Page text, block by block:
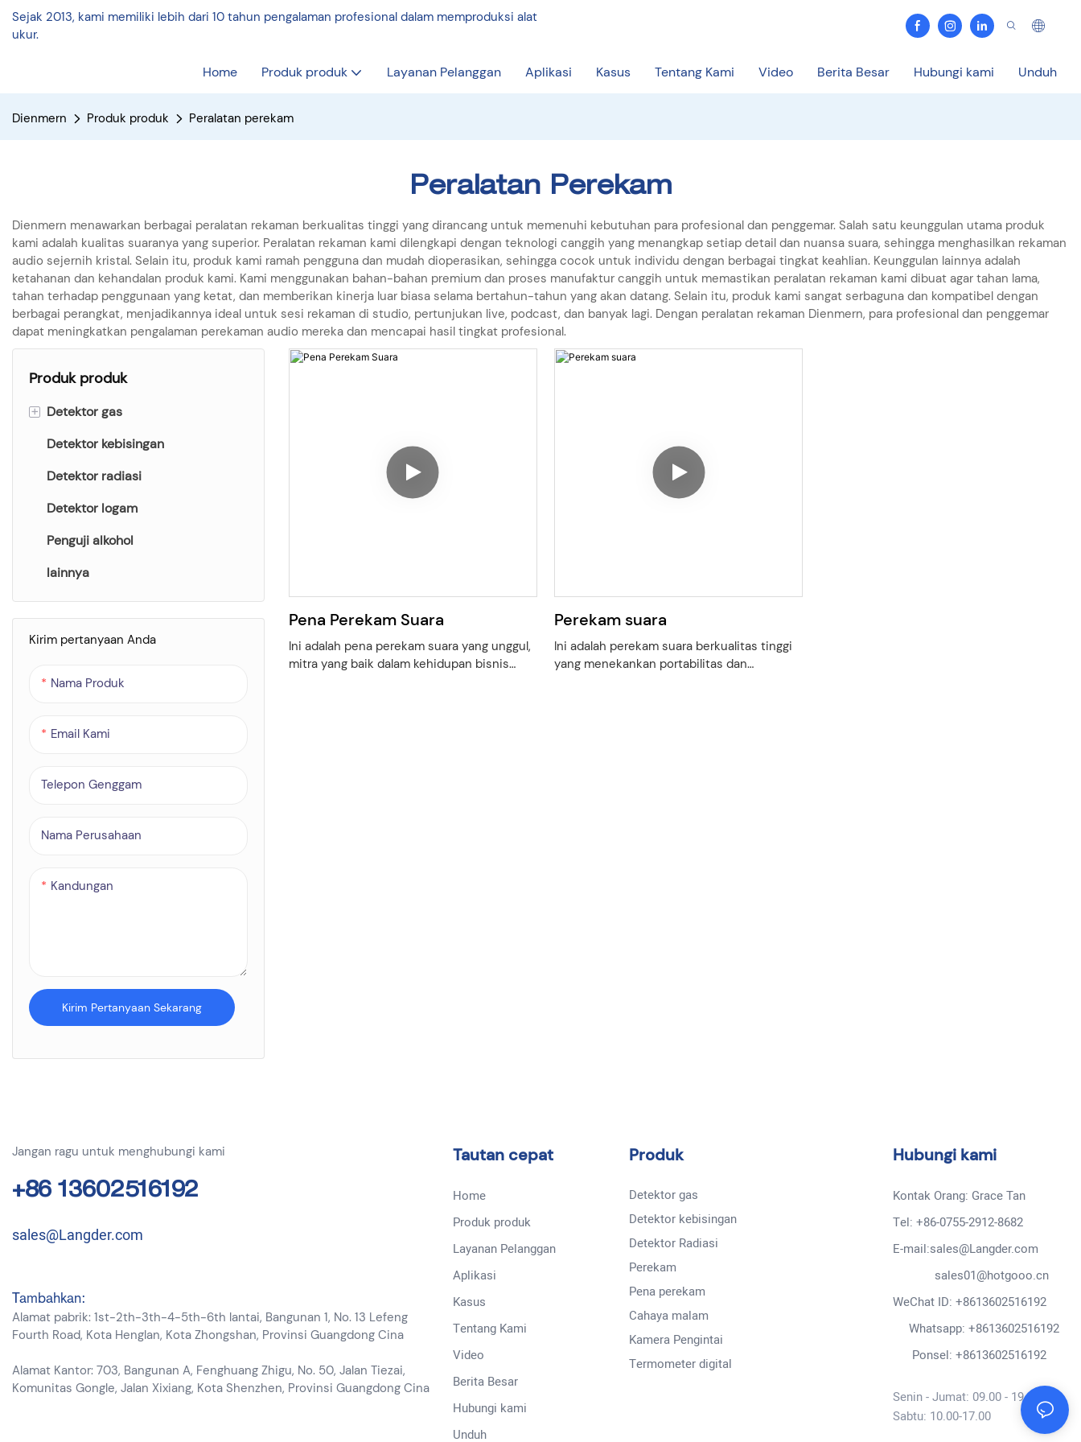
Sejak 2013, kami memiliki lebih dari 10 tahun pengalaman profesional dalam memproduksi alat
ukur.
Home Produk produk Layanan Pelanggan Aplikasi Kasus Tentang Kami Video Berita Besar Hubungi kami Unduh
Dienmern Produk produk Peralatan perekam
Peralatan Perekam
Dienmern menawarkan berbagai peralatan rekaman berkualitas tinggi yang dirancang untuk memenuhi kebutuhan para profesional dan penggemar. Salah satu keunggulan utama produk
kami adalah kualitas suaranya yang superior. Peralatan rekaman kami dilengkapi dengan teknologi canggih yang menangkap setiap detail dan nuansa suara, sehingga menghasilkan rekaman
audio sejernih kristal. Selain itu, produk kami ramah pengguna dan mudah dioperasikan, sehingga cocok untuk individu dengan berbagai tingkat keahlian. Keunggulan lainnya adalah
ketahanan dan kehandalan produk kami. Kami menggunakan bahan-bahan premium dan proses manufaktur canggih untuk memastikan peralatan rekaman kami dibuat agar tahan lama,
tahan terhadap penggunaan yang ketat, dan memberikan kinerja luar biasa selama bertahun-tahun yang akan datang. Selain itu, produk kami sangat serbaguna dan kompatibel dengan
berbagai perangkat, menjadikannya ideal untuk sesi rekaman di studio, pertunjukan live, podcast, dan banyak lagi. Dengan peralatan rekaman Dienmern, para profesional dan penggemar
dapat meningkatkan pengalaman perekaman audio mereka dan mencapai hasil tingkat profesional.
Produk produk
+ Detektor gas
Detektor karbon dioksida
Detektor debu
Pemantau kualitas udara
Meteran Ozon
Detektor amonia
(CO)Detektor Karbon
Monoksida
Detektor Radon
Detektor kebisingan
Detektor radiasi
Detektor logam
Penguji alkohol
lainnya
Kirim pertanyaan Anda
Nama Produk
Email Kami
Telepon Genggam
Nama Perusahaan
Kandungan
Kirim Pertanyaan Sekarang
Pena Perekam Suara
Ini adalah pena perekam suara yang unggul,
mitra yang baik dalam kehidupan bisnis
Perekam suara
Ini adalah perekam suara berkualitas tinggi
yang menekankan portabilitas dan
Jangan ragu untuk menghubungi kami
+86 13602516192
sales@Langder.com
Tambahkan:
Alamat pabrik: 1st-2th-3th-4-5th-6th lantai, Bangunan 1, No. 13 Lefeng
Fourth Road, Kota Henglan, Kota Zhongshan, Provinsi Guangdong Cina
Alamat Kantor: 703, Bangunan A, Fenghuang Zhigu, No. 50, Jalan Tiezai,
Komunitas Gongle, Jalan Xixiang, Kota Shenzhen, Provinsi Guangdong Cina
Tautan cepat
Home
Produk produk
Layanan Pelanggan
Aplikasi
Kasus
Tentang Kami
Video
Berita Besar
Hubungi kami
Unduh
Produk
Detektor gas
Detektor kebisingan
Detektor Radiasi
Perekam
Pena perekam
Cahaya malam
Kamera Pengintai
Termometer digital
Hubungi kami
Kontak Orang: Grace Tan
Tel: +86-0755-2912-8682
E-mail:sales@Langder.com
sales01@hotgooo.cn
WeChat ID: +8613602516192
Whatsapp: +8613602516192
Ponsel: +8613602516192
Senin - Jumat: 09.00 - 19.00
Sabtu: 10.00-17.00